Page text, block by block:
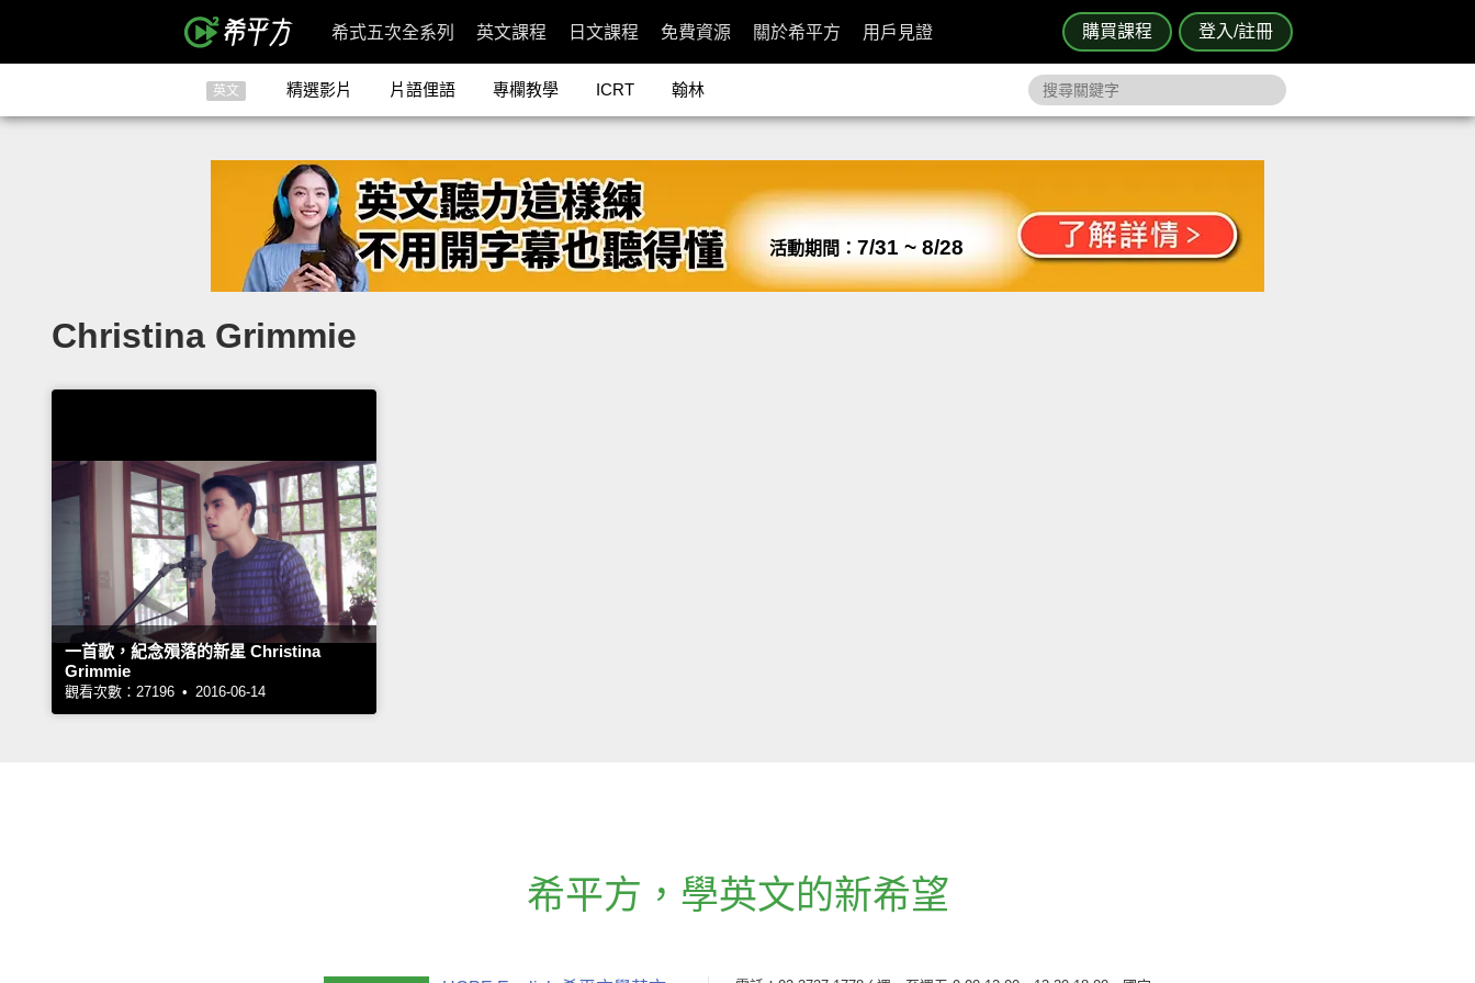
購買課程 登入/註冊
希式五次全系列 英文課程 日文課程 免費資源 關於希平方 用戶見證
英文 精選影片 片語俚語 專欄教學 ICRT 翰林
活動期間： 7/31 ~ 8/28
Christina Grimmie
一首歌，紀念殞落的新星 Christina
Grimmie
觀看次數：27196 • 2016-06-14
希平方 ， 學英文的新希望